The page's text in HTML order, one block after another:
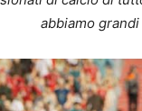
abbiamo